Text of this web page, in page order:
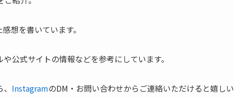
想を書いています。
公式サイトの情報などを参考にしています。
InstagramのDM・お問い合わせからご連絡いただけると嬉しい